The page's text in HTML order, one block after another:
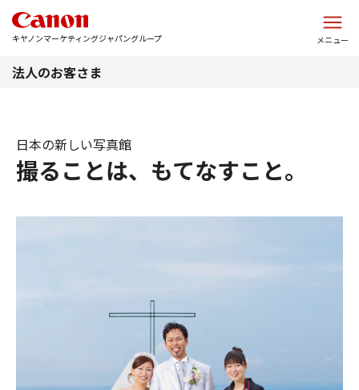
キヤノンマーケティングジャパングループ メニュー
法人のお客さま
撮ることは、もてなすこと。
日本の新しい写真館